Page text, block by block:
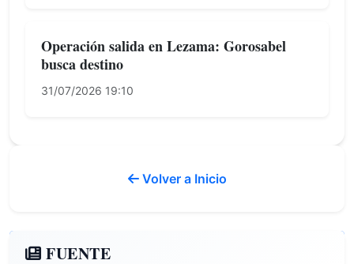
Operación salida en Lezama: Gorosabel
busca destino
31/07/2026 19:10
Volver a Inicio
FUENTE